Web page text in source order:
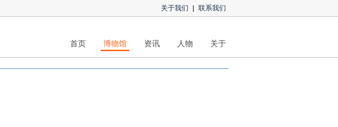
关于我们 | 联系我们
首页 博物馆 资讯 人物 关于